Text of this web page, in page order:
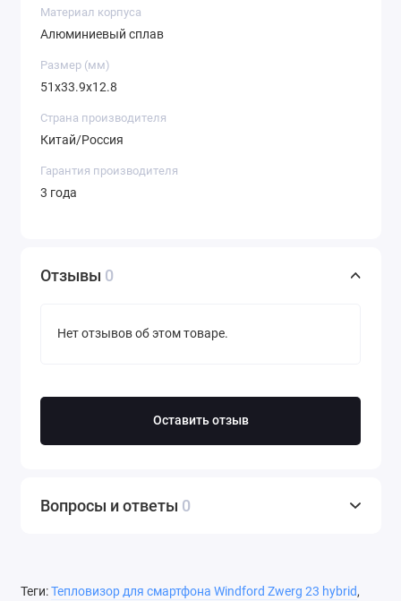
Материал корпуса
Алюминиевый сплав
Размер (мм)
51x33.9x12.8
Страна производителя
Китай/Россия
Гарантия производителя
3 года
Отзывы 0
Нет отзывов об этом товаре.
Оставить отзыв
Вопросы и ответы 0
Теги:Тепловизор для смартфона Windford Zwerg 23 hybrid,